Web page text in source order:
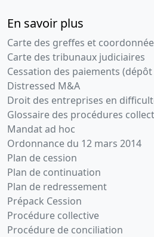
En savoir plus
Carte des greffes et
Carte des tribunaux judiciaires
Cessation des paiements
Distressed M&A
Droit des entreprises en
Glossaire des procédures
Mandat ad hoc
Ordonnance du 12 mars 2014
Plan de cession
Plan de continuation
Plan de redressement
Prépack Cession
Procédure collective
Procédure de conciliation